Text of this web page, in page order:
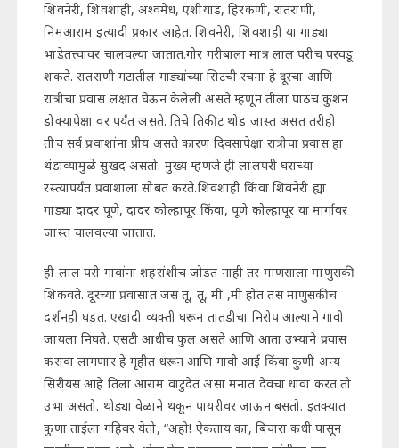
शिवनेरी, शिवशाही, अश्वमेध, एशीयाड, हिरकणी, रातराणी,
निमआराम इत्यादी प्रकार आहेत. शिवनेरी, शिवशाही या गाड्या
भाडेतत्त्वावर चालवल्या जातात.गोर गरीबाला मात्र लाल परीच परवडू
शकते. रातराणी गटातील गाड्यांच्या सिटची रचना हे दूरचा आणि
रात्रीचा प्रवास लक्षात घेऊन केलेली असते म्हणून तीला पाठच कुशन
डोक्यापेक्षा वर पर्यंत असते. तिचे तिकीट थोड जास्त असत तरीही
तीच सर्व प्रवाशांना प्रीय असते कारण दिवसापेक्षा रात्रीचा प्रवास हा
थंडाव्यामुळे सुखद असतो. मुख्य म्हणजे ही लालपरी घराच्या
रस्त्यापर्यंत प्रवाशाला सोबत करते.शिवशाही किंवा शिवनेरी ह्या
गाड्या दादर पूणे, दादर कोल्हापूर किंवा, पूणे कोल्हापूर या मार्गावर
जास्त चालवल्या जातात.
ही लाल परी गावांना शहरांशीच जोडत नाही तर माणसाला माणुसकी
शिकवते. दूरच्या प्रवासात जस तू, तू, मी ,मी होत तस माणुसकीच
दर्शनही घडत. एखादी व्यक्ती घरून तातडीचा निरोप आल्याने गावी
जायला निघते. एसटी आधीच फुल असते आणि आता उभ्याने प्रवास
करावा लागणार हे गृहीत धरून आणि गावी आई किंवा कुणी अन्य
सिरीयस आहे तिला आराम वाटुदेत असा मनात देवचा धावा करत तो
उभा असतो. थोड्या वेळाने थकून पायरीवर जाऊन बसतो. इतक्यात
कुणा ताईला गहिवर येतो, “अहो! ऐकताय का, बिचारा कधी पासून